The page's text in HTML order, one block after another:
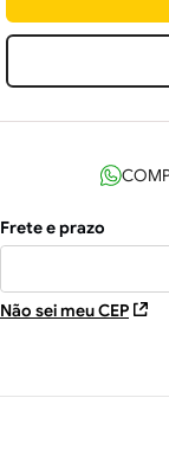
Não sei meu CEP